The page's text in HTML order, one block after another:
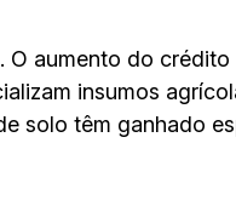
aumento do
insumos
solo têm ganhado